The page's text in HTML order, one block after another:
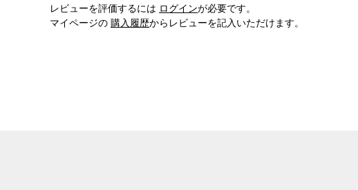
レビューを評価するには ログインが必要です。
マイページの 購入履歴からレビューを記入いただけます。